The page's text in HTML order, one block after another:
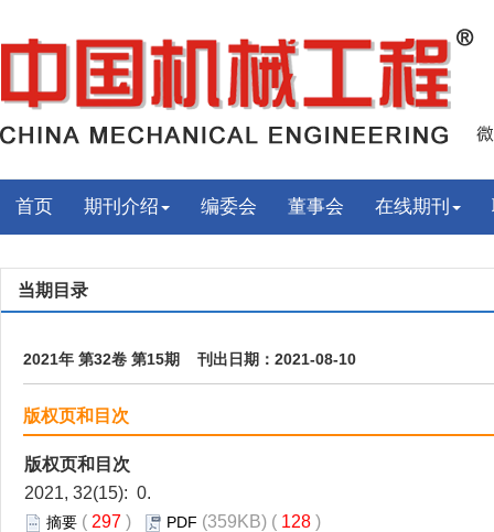
首页 期刊介绍 编委会 董事会 在线期刊
当期目录
2021年 第32卷 第15期 刊出日期：2021-08-10
版权页和目次
版权页和目次
2021, 32(15): 0.
摘要 ( 297 ) PDF (359KB) ( 128 )